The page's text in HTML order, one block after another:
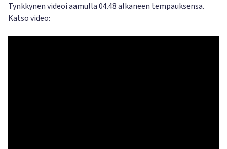
Tynkkynen videoi aamulla 04.48 alkaneen tempauksensa.
Katso video: